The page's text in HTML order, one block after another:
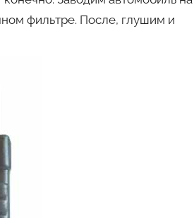
фильтре. После, глушим и